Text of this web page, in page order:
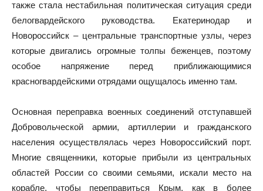
также стала нестабильная политическая ситуация среди
белогвардейского руководства. Екатеринодар и
Новороссийск – центральные транспортные узлы, через
которые двигались огромные толпы беженцев, поэтому
особое напряжение перед приближающимися
красногвардейскими отрядами ощущалось именно там.
Основная переправка военных соединений отступавшей
Добровольческой армии, артиллерии и гражданского
населения осуществлялась через Новороссийский порт.
Многие священники, которые прибыли из центральных
областей России со своими семьями, искали место на
корабле, чтобы переправиться Крым, как в более